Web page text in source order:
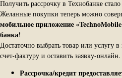
Получить рассрочку в Технобанке
Желанные покупки теперь можно
мобильное приложение
банка!
Достаточно выбрать товар или услугу
счет-​фактуру и оставить заявку-​онлайн.
Рассрочка/кредит